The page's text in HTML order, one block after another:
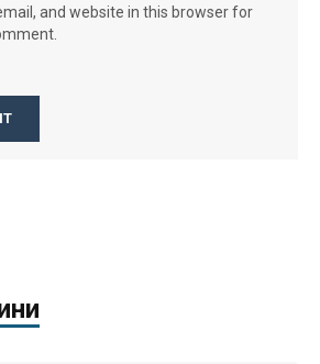
and website in this browser for